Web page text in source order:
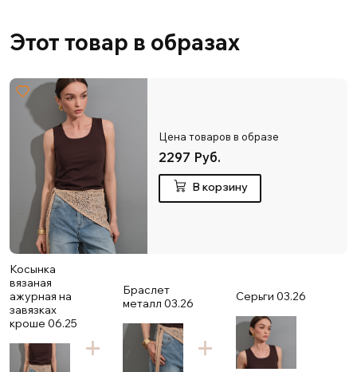
Этот товар в образах
Цена товаров в образе
2297 Руб.
В корзину
Косынка
вязаная
ажурная на
завязках
кроше 06.25
Браслет
металл 03.26
Серьги 03.26